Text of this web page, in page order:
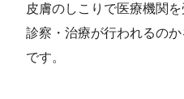
皮膚のしこりで医療機関
診察・治療が行われるの
です。